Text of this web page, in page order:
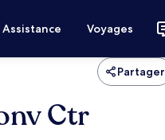
Assistance Voyages
Partager
Ctr